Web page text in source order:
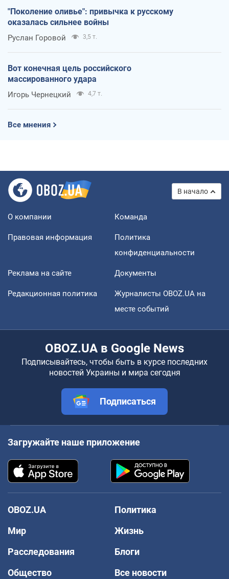
"Поколение оливье": привычка к русскому
оказалась сильнее войны
Руслан Горовой 3,5 т.
Вот конечная цель российского
массированного удара
Игорь Чернецкий 4,7 т.
Все мнения
В начало
О компании Команда
Правовая информация
Политика
конфиденциальности
Реклама на сайте Документы
Редакционная политика
Журналисты OBOZ.UA на
месте событий
OBOZ.UA в Google News
Подписывайтесь, чтобы быть в курсе последних
новостей Украины и мира сегодня
Подписаться
Загружайте наше приложение
OBOZ.UA
Политика
Мир
Жизнь
Расследования
Блоги
Общество
Все новости